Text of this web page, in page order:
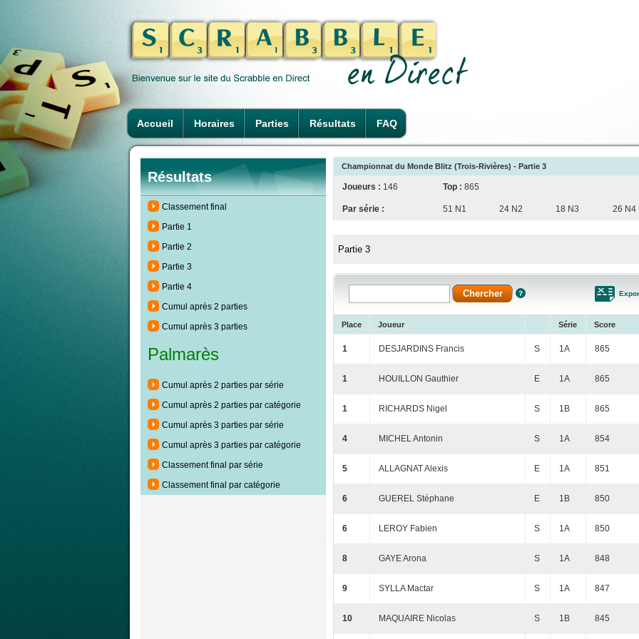
Accueil Horaires Parties Résultats FAQ
Résultats
Classement final
Partie 1
Partie 2
Partie 3
Partie 4
Cumul après 2 parties
Cumul après 3 parties
Palmarès
Cumul après 2 parties par série
Cumul après 2 parties par catégorie
Cumul après 3 parties par série
Cumul après 3 parties par catégorie
Classement final par série
Classement final par catégorie
Championnat du Monde Blitz (Trois-Rivières) - Partie 3
Joueurs : 146 Top : 865
Par série : 51 N1 24 N2 18 N3 26 N4
Partie 3
Place Joueur Série Score
1 DESJARDINS Francis S 1A 865
1 HOUILLON Gauthier E 1A 865
1 RICHARDS Nigel S 1B 865
4 MICHEL Antonin S 1A 854
5 ALLAGNAT Alexis E 1A 851
6 GUEREL Stéphane E 1B 850
6 LEROY Fabien S 1A 850
8 GAYE Arona S 1A 848
9 SYLLA Mactar S 1A 847
10 MAQUAIRE Nicolas S 1B 845